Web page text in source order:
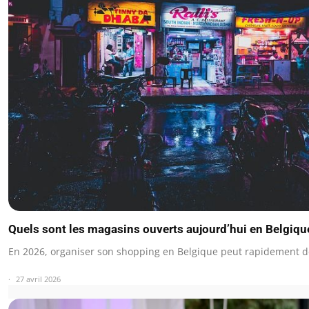
Quels sont les magasins ouverts aujourd’hui en
En 2026, organiser son shopping en Belgique peut rapidement
27 avril 2026